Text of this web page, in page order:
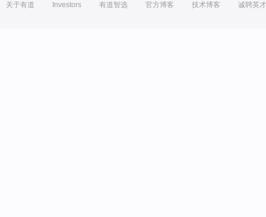
关于有道 Investors 有道智选 官方博客 技术博客 诚聘英才